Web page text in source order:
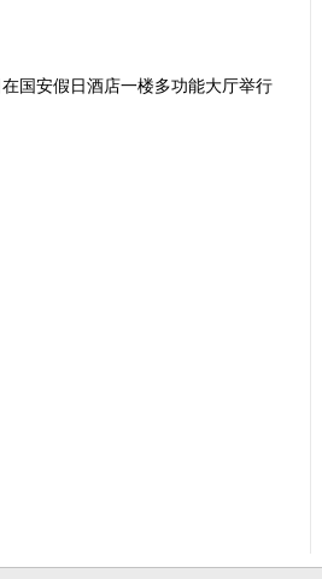
国安假日酒店一楼多功能大厅举行